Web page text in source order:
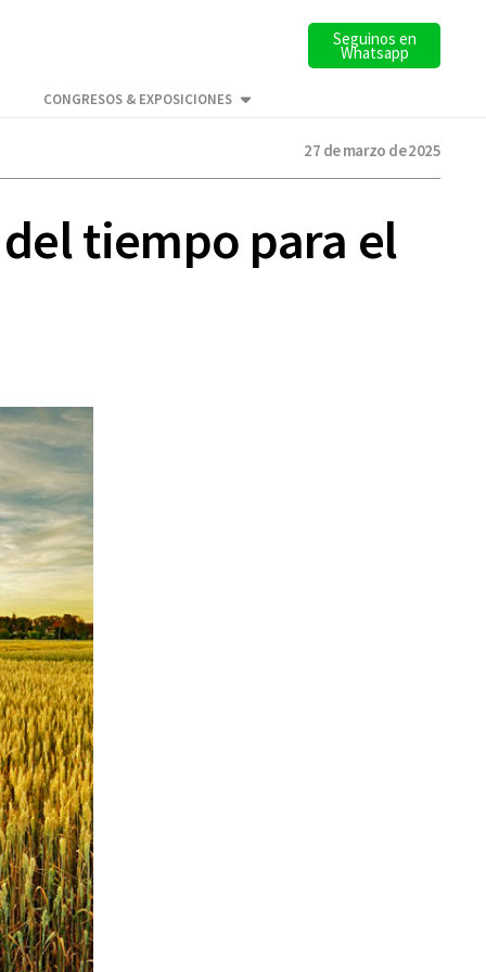
Seguinos en
Whatsapp
CONGRESOS & EXPOSICIONES
27 de marzo de 2025
tiempo para el